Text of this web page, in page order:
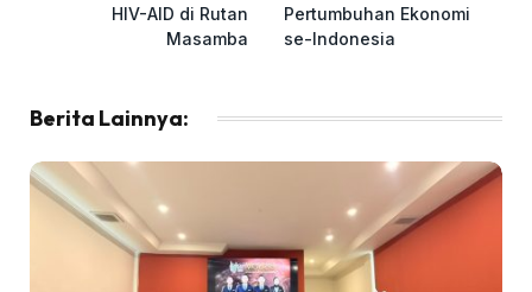
HIV-AID di Rutan
Masamba
Pertumbuhan Ekonomi
se-Indonesia
Berita Lainnya: